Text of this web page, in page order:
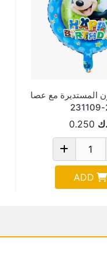
المستديرة مع عصا
0.250
ADD